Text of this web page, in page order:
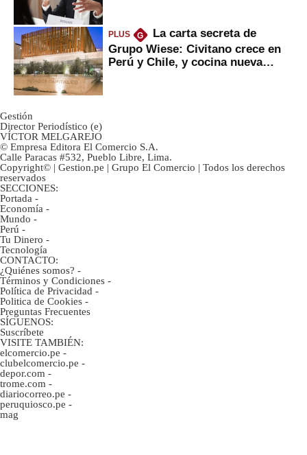
PLUS G
La carta secreta de
Grupo Wiese: Civitano crece en
Perú y Chile, y cocina nueva
Gestión
Director Periodístico (e)
VÍCTOR MELGAREJO
© Empresa Editora El Comercio S.A.
Calle Paracas #532, Pueblo Libre, Lima.
Copyright© | Gestion.pe | Grupo El Comercio | Todos los derechos
reservados
SECCIONES:
Portada -
Economía -
Mundo -
Perú -
Tu Dinero -
Tecnología
CONTACTO:
¿Quiénes somos? -
Términos y Condiciones -
Política de Privacidad -
Politica de Cookies -
Preguntas Frecuentes
SÍGUENOS:
Suscríbete
VISITE TAMBIÉN:
elcomercio.pe -
clubelcomercio.pe -
depor.com -
trome.com -
diariocorreo.pe -
peruquiosco.pe -
mag